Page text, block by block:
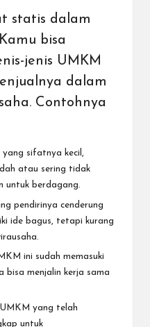
statis dalam
bisa
jenis UMKM
dalam
Contohnya
yang sifatnya kecil,
atau sering tidak
untuk berdagang.
pendirinya cenderung
ide bagus, tetapi kurang
ini sudah memasuki
bisa menjalin kerja sama
yang telah
untuk